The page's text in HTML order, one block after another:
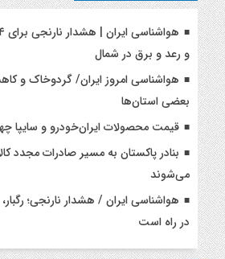
و رعد و برق در شمال
هواشناسی امروز ایران/ گردوخاک و
بعضی استان‌ها
قیمت محصولات ایران‌خودرو و سایپا چهارشنبه ۱۴
بنادر پاکستان به مسیر صادرات مجدد
می‌شوند
هواشناسی ایران / هشدار نارنجی؛
در راه است